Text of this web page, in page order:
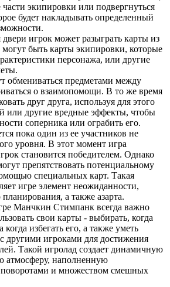
экипировки или подвергнуться
будет накладывать определенный
игрок может разыграть карты из
быть карты экипировки, которые
персонажа, или другие
обмениваться предметами между
о взаимопомощи. В то же время
друг друга, используя для этого
или другие вредные эффекты, чтобы
соперника или ограбить его.
пока один из ее участников не
уровня. В этот момент игра
становится победителем. Однако
препятствовать потенциальному
специальных карт. Такая
игре элемент неожиданности,
планирования, а также азарта.
Манчкин Стимпанк всегда важно
свои карты - выбирать, когда
когда избегать его, а также уметь
с другими игроками для достижения
Такой игролад создает динамичную
атмосферу, наполненную
и множеством смешных